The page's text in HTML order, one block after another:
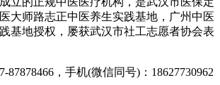
大师路志正中医养生实践基地，广州中医
基地授权，屡获武汉市社工志愿者协会表
，手机(微信同号)：18627730962